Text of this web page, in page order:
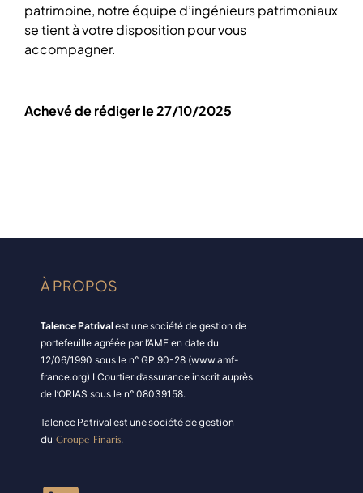
patrimoine, notre équipe d’ingénieurs patrimoniaux
se tient à votre disposition pour vous
accompagner.
Achevé de rédiger le 27/10/2025
À PROPOS
Talence Patrivalest une société de gestion de
portefeuille agréée par l’AMF en date du
12/06/1990 sous le n° GP 90-28 (www.amf-
france.org) I Courtier d’assurance inscrit auprès
de l’ORIAS sous le n° 08039158.
Talence Patrival est une société de gestion
du Groupe Finaris.